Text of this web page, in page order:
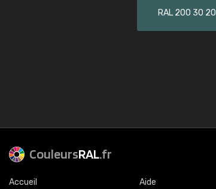
RAL 200 30 20
CouleursRAL.fr
Accueil Aide